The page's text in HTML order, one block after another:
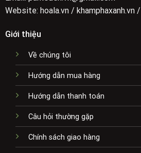
Website: hoala.vn / khamphaxanh.vn
Giới thiệu
Về chúng tôi
Hướng dẫn mua hàng
Hướng dẫn thanh toán
Câu hỏi thường gặp
Chính sách giao hàng